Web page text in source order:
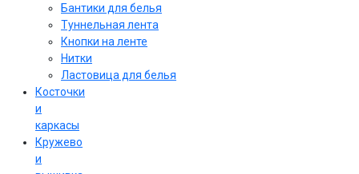
Бантики для белья
Туннельная лента
Кнопки на ленте
Нитки
Ластовица для белья
Косточки
и
каркасы
Кружево
и